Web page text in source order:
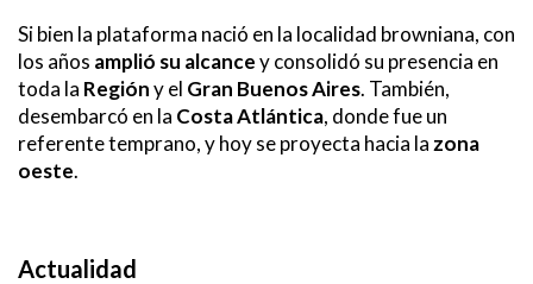
Si bien la plataforma nació en la localidad browniana, con
los años amplió su alcancey consolidó su presencia en
toda la Regióny el Gran Buenos Aires. También,
desembarcó en la Costa Atlántica, donde fue un
referente temprano, y hoy se proyecta hacia la zona
oeste.
Actualidad